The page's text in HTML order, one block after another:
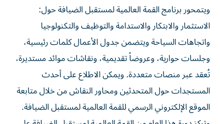
ويتمحور برنامج القمة العالمية لمستقبل الضيافة حول:
الاستثمار والابتكار والاستدامة والتوظيف والتكنولوجيا
واتجاهات السياحة ويتضمن جدول الأعمال كلمات رئيسية،
وجلسات حوارية، وعروضاً تقديمية، ونقاشات موائد مستديرة،
تُعقد عبر منصات متعددة. ويمكن الاطلاع على أحدث
المستجدات حول المتحدثين ومحاور النقاش من خلال متابعة
الموقع الإلكتروني الرسمي للقمة العالمية لمستقبل الضيافة.